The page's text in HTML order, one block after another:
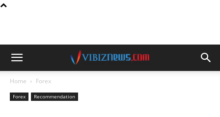
Home Forex
Forex Recommendation